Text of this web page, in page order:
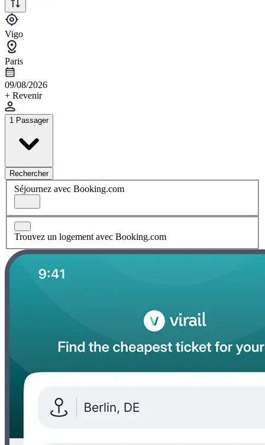
Vigo
Paris
09/08/2026
+ Revenir
1 Passager
Rechercher
Séjournez avec Booking.com
Trouvez un logement avec Booking.com